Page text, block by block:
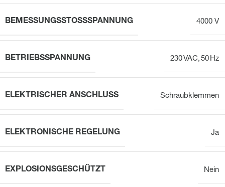
BEMESSUNGSSTOSSSPANNUNG 4000 V
BETRIEBSSPANNUNG 230 VAC, 50 Hz
ELEKTRISCHER ANSCHLUSS Schraubklemmen
ELEKTRONISCHE REGELUNG Ja
EXPLOSIONSGESCHÜTZT Nein